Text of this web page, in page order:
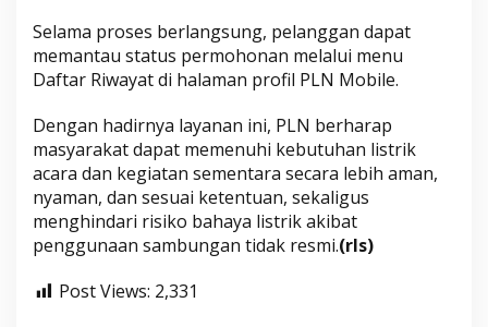
Selama proses berlangsung, pelanggan dapat
memantau status permohonan melalui menu
Daftar Riwayat di halaman profil PLN Mobile.
Dengan hadirnya layanan ini, PLN berharap
masyarakat dapat memenuhi kebutuhan listrik
acara dan kegiatan sementara secara lebih aman,
nyaman, dan sesuai ketentuan, sekaligus
menghindari risiko bahaya listrik akibat
penggunaan sambungan tidak resmi.(rls)
Post Views: 2,331